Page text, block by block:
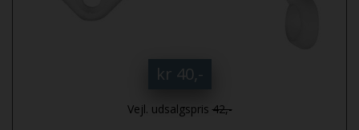
kr 40,-
Vejl. udsalgspris 42,-